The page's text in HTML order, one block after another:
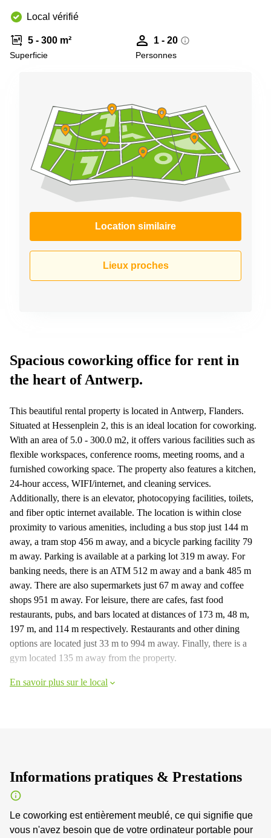
Local vérifié
5 - 300 m²
Superficie
1 - 20
Personnes
Location similaire
Lieux proches
Spacious coworking office for rent in
the heart of Antwerp.
This beautiful rental property is located in Antwerp, Flanders.
Situated at Hessenplein 2, this is an ideal location for coworking.
With an area of 5.0 - 300.0 m2, it offers various facilities such as
flexible workspaces, conference rooms, meeting rooms, and a
furnished coworking space. The property also features a kitchen,
24-hour access, WIFI/internet, and cleaning services.
Additionally, there is an elevator, photocopying facilities, toilets,
and fiber optic internet available. The location is within close
proximity to various amenities, including a bus stop just 144 m
away, a tram stop 456 m away, and a bicycle parking facility 79
m away. Parking is available at a parking lot 319 m away. For
banking needs, there is an ATM 512 m away and a bank 485 m
away. There are also supermarkets just 67 m away and coffee
shops 951 m away. For leisure, there are cafes, fast food
restaurants, pubs, and bars located at distances of 173 m, 48 m,
197 m, and 114 m respectively. Restaurants and other dining
options are located just 33 m to 994 m away. Finally, there is a
gym located 135 m away from the property.
En savoir plus sur le local
Informations pratiques & Prestations
Le coworking est entièrement meublé, ce qui signifie que
vous n'avez besoin que de votre ordinateur portable pour